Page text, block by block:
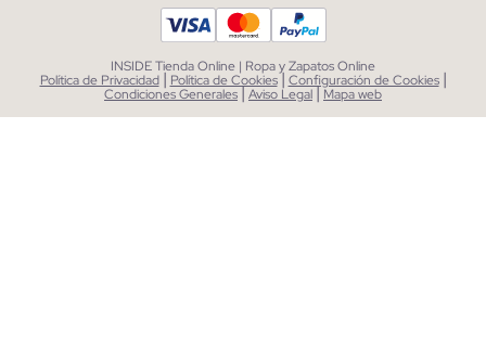
INSIDE Tienda Online | Ropa y Zapatos Online
Política de Privacidad | Política de Cookies| Configuración de Cookies |
Condiciones Generales|Aviso Legal| Mapa web